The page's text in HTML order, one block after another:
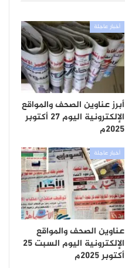
أخبار عاجلة
أبرز عناوين الصحف والمواقع
الإلكترونية اليوم 27 أكتوبر
2025م
أخبار عاجلة
عناوين الصحف والمواقع
الإلكترونية اليوم السبت 25
أكتوبر 2025م